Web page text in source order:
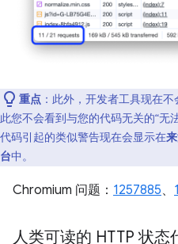
重点 ：此外，开发者工具现在
此您不会看到与您的代码无关的“无
代码引起的类似警告现在会显示在
台中。
Chromium 问题： 1257885、
人类可读的 HTTP 状态